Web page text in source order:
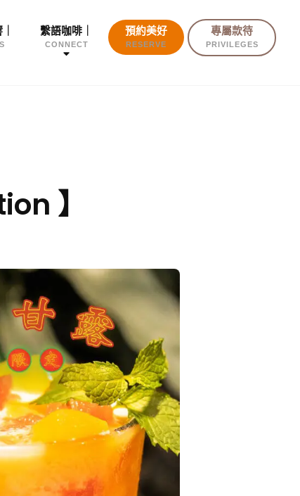
繫語咖啡｜
CONNECT
預約美好
RESERVE
專屬款待
PRIVILEGES
】